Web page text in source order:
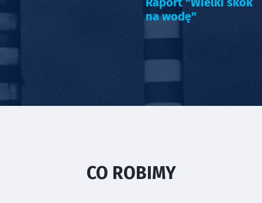
Raport "Wielki skok
na wodę"
CO ROBIMY